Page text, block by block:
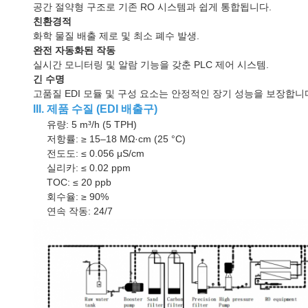
공간 절약형 구조로 기존 RO 시스템과 쉽게 통합됩니다.
친환경적
화학 물질 배출 제로 및 최소 폐수 발생.
완전 자동화된 작동
실시간 모니터링 및 알람 기능을 갖춘 PLC 제어 시스템.
긴 수명
고품질 EDI 모듈 및 구성 요소는 안정적인 장기 성능을 보장합니
III. 제품 수질 (EDI 배출구)
유량: 5 m³/h (5 TPH)
저항률: ≥ 15–18 MΩ·cm (25 °C)
전도도: ≤ 0.056 μS/cm
실리카: ≤ 0.02 ppm
TOC: ≤ 20 ppb
회수율: ≥ 90%
연속 작동: 24/7